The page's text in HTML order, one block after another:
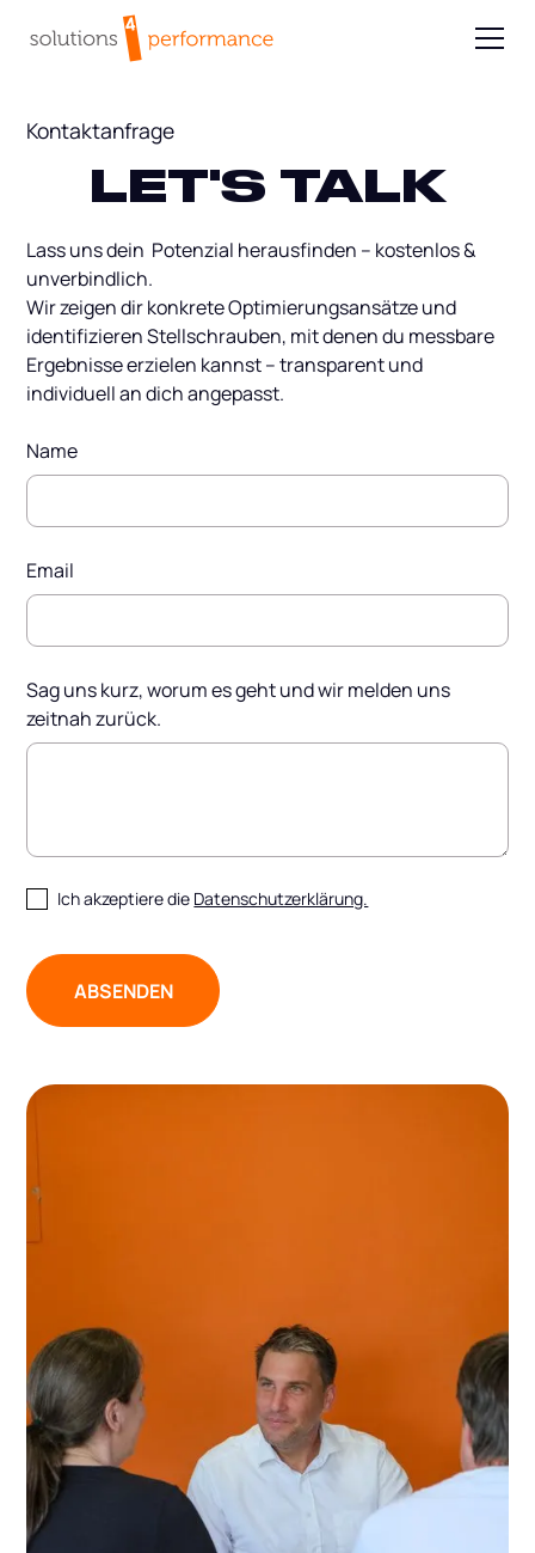
Kontaktanfrage
LET'S TALK
Lass uns dein Potenzial herausfinden – kostenlos &
unverbindlich.
Wir zeigen dir konkrete Optimierungsansätze und
identifizieren Stellschrauben, mit denen du messbare
Ergebnisse erzielen kannst – transparent und
individuell an dich angepasst.
Name
Email
Sag uns kurz, worum es geht und wir melden uns
zeitnah zurück.
Ich akzeptiere die Datenschutzerklärung.